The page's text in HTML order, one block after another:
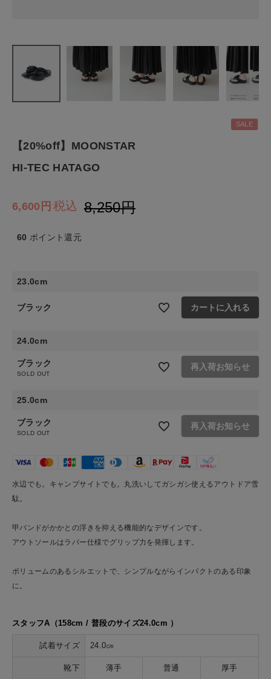
ナチュラル服
ファッション雑貨
食品
ギフト
ブランド
ご利用ガイド
お問い合わせ
【20%off】MOONSTAR
HI-TEC HATAGO
SALE
8,250
6,600 税込
60 ポイント還元
23.0cm
ブラック カートに入れる
24.0cm
ブラック
SOLD OUT
再入荷お知らせ
25.0cm
ブラック
SOLD OUT
再入荷お知らせ
水辺でも。キャンプサイトでも。丸洗いしてガシガシ使えるアウトドア雪
駄。
甲バンドがかかとの浮きを抑える機能的なデザインです。
アウトソールはラバー仕様でグリップ力を発揮します。
ボリュームのあるシルエットで、シンプルながらインパクトのある印象
に。
スタッフA（158cm / 普段のサイズ24.0cm ）
試着サイズ 24.0㎝
靴下 薄手 普通 厚手